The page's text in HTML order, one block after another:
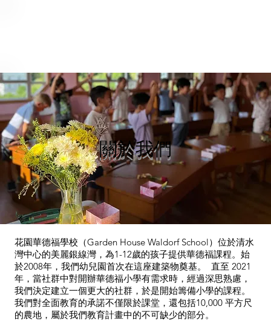
關於我們
花園華德福學校（Garden House Waldorf School）位於清水
灣中心的美麗銀線灣，為1-12歲的孩子提供華德福課程。始
於2008年，我們幼兒園首次在這座建築物奠基。 直至 2021
年，當社群中對開辦華德福小學有需求時，經過深思熟慮，
我們決定建立一個更大的社群，於是開始籌備小學的課程。
我們對全面教育的承諾不僅限於課堂，還包括10,000 平方尺
的農地，屬於我們教育計畫中的不可缺少的部分。